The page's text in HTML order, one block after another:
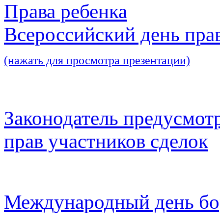
Права ребенка
Всероссийский день
(нажать для просмотра презентации)
Законодатель
прав участников сделок
Международный день